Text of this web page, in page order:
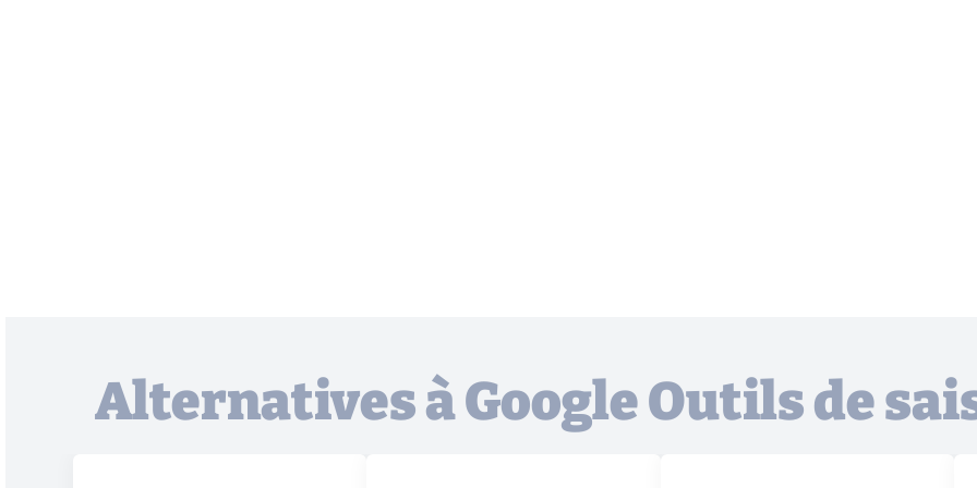
Alternatives à Google Outils de